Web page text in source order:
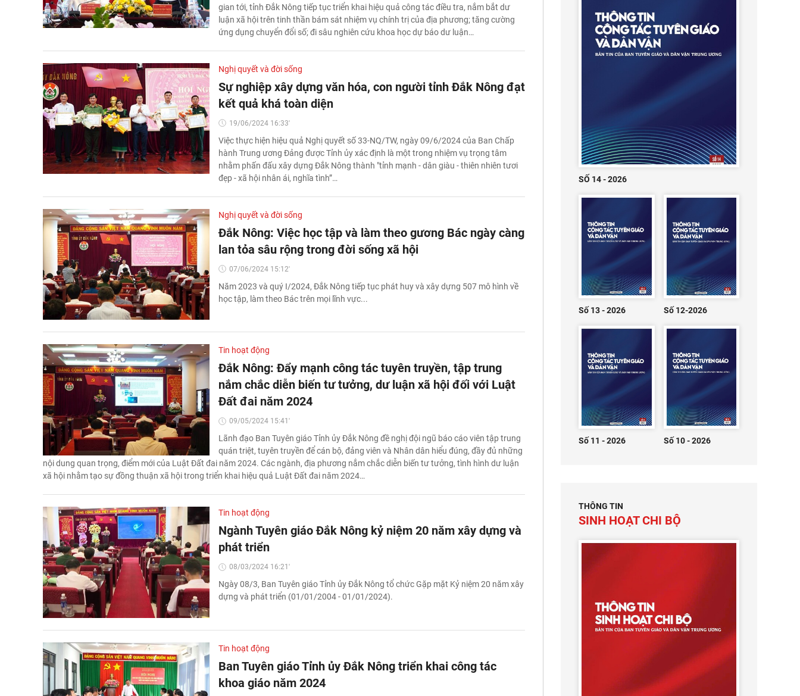
gian tới, tỉnh Đắk Nông tiếp tục triển khai hiệu quả công tác điều tra, nắm bắt dư
luận xã hội trên tinh thần bám sát nhiệm vụ chính trị của địa phương; tăng cường
ứng dụng chuyển đổi số; đi sâu nghiên cứu khoa học dự báo dư luận…
Nghị quyết và đời sống
Sự nghiệp xây dựng văn hóa, con người tỉnh Đắk Nông đạt
kết quả khá toàn diện
19/06/2024 16:33'
Việc thực hiện hiệu quả Nghị quyết số 33-NQ/TW, ngày 09/6/2024 của Ban Chấp
hành Trung ương Đảng được Tỉnh ủy xác định là một trong nhiệm vụ trọng tâm
nhằm phấn đấu xây dựng Đắk Nông thành "tỉnh mạnh - dân giàu - thiên nhiên tươi
đẹp - xã hội nhân ái, nghĩa tình”…
Nghị quyết và đời sống
Đắk Nông: Việc học tập và làm theo gương Bác ngày càng
lan tỏa sâu rộng trong đời sống xã hội
07/06/2024 15:12'
Năm 2023 và quý I/2024, Đắk Nông tiếp tục phát huy và xây dựng 507 mô hình về
học tập, làm theo Bác trên mọi lĩnh vực...
Tin hoạt động
Đắk Nông: Đẩy mạnh công tác tuyên truyền, tập trung
nắm chắc diễn biến tư tưởng, dư luận xã hội đối với Luật
Đất đai năm 2024
09/05/2024 15:41'
Lãnh đạo Ban Tuyên giáo Tỉnh ủy Đắk Nông đề nghị đội ngũ báo cáo viên tập trung
quán triệt, tuyên truyền để cán bộ, đảng viên và Nhân dân hiểu đúng, đầy đủ những
nội dung quan trọng, điểm mới của Luật Đất đai năm 2024. Các ngành, địa phương nắm chắc diễn biến tư tưởng, tình hình dư luận
xã hội nhằm tạo sự đồng thuận xã hội trong triển khai hiệu quả Luật Đất đai năm 2024…
Tin hoạt động
Ngành Tuyên giáo Đắk Nông kỷ niệm 20 năm xây dựng và
phát triển
08/03/2024 16:21'
Ngày 08/3, Ban Tuyên giáo Tỉnh ủy Đắk Nông tổ chức Gặp mặt Kỷ niệm 20 năm xây
dựng và phát triển (01/01/2004 - 01/01/2024).
Tin hoạt động
Ban Tuyên giáo Tỉnh ủy Đắk Nông triển khai công tác
khoa giáo năm 2024
SỐ 14 - 2026
Số 13 - 2026 Số 12-2026
Số 11 - 2026 Số 10 - 2026
THÔNG TIN
SINH HOẠT CHI BỘ